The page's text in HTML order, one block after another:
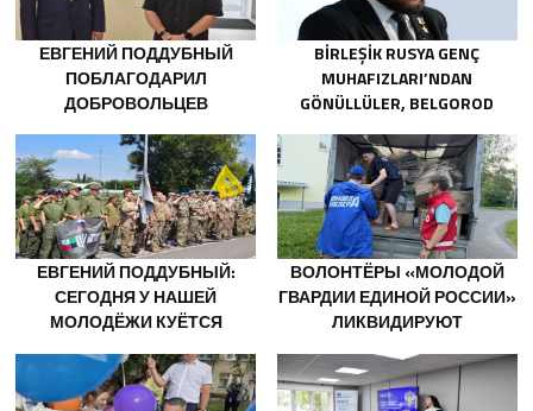
ЕВГЕНИЙ ПОДДУБНЫЙ
ПОБЛАГОДАРИЛ
ДОБРОВОЛЬЦЕВ
ЗА МУЖЕСТВО В СПАСЕНИИ
ПОСТРАДАВШИХ ОТ
ОБСТРЕЛОВ
BIRLEŞIK RUSYA GENÇ
MUHAFIZLARI’NDAN
GÖNÜLLÜLER, BELGOROD
SÖNDÜRÜCÜLER VE
JENERATÖRLER KONUSUNDA
YARDIMCI OLACAK
ЕВГЕНИЙ ПОДДУБНЫЙ:
СЕГОДНЯ У НАШЕЙ
МОЛОДЁЖИ КУЁТСЯ
ВОЛОНТЁРЫ «МОЛОДОЙ
ГВАРДИИ ЕДИНОЙ РОССИИ»
ЛИКВИДИРУЮТ
НА УРАЛЕ И ДАЛЬНЕМ
ВОСТОКЕ